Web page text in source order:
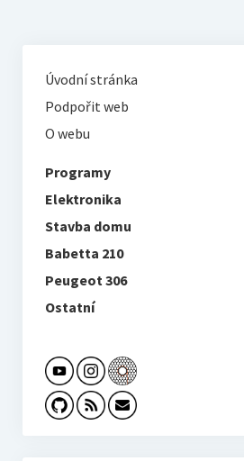
Úvodní stránka
Podpořit web
O webu
Programy
Elektronika
Stavba domu
Babetta 210
Peugeot 306
Ostatní